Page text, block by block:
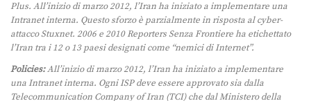
Plus. All’inizio di marzo 2012, l’Iran ha iniziato a implementare una
Intranet interna. Questo sforzo è parzialmente in risposta al cyber-
attacco Stuxnet. 2006 e 2010 Reporters Senza Frontiere ha etichettato
l’Iran tra i 12 o 13 paesi designati come “nemici di Internet”.
Policies:All’inizio di marzo 2012, l’Iran ha iniziato a implementare
una Intranet interna. Ogni ISP deve essere approvato sia dalla
Telecommunication Company of Iran (TCI) che dal Ministero della